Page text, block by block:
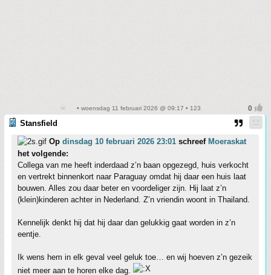
• woensdag 11 februari 2026 @ 09:17 • 123
Stansfield
Op dinsdag 10 februari 2026 23:01 schreef Moeraskat
het volgende:
Collega van me heeft inderdaad z’n baan opgezegd, huis verkocht
en vertrekt binnenkort naar Paraguay omdat hij daar een huis laat
bouwen. Alles zou daar beter en voordeliger zijn. Hij laat z’n
(klein)kinderen achter in Nederland. Z’n vriendin woont in Thailand.
Kennelijk denkt hij dat hij daar dan gelukkig gaat worden in z’n
eentje.
Ik wens hem in elk geval veel geluk toe… en wij hoeven z’n gezeik
niet meer aan te horen elke dag.